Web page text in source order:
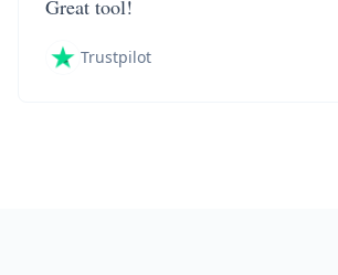
Great tool!
Trustpilot